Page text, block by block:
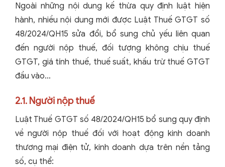
Ngoài những nội dung kế thừa quy định luật hiện
hành, nhiều nội dung mới được Luật Thuế GTGT số
48/2024/QH15 sửa đổi, bổ sung chủ yếu liên quan
đến người nộp thuế, đối tượng không chịu thuế
GTGT, giá tính thuế, thuế suất, khấu trừ thuế GTGT
đầu vào…
2.1. Người nộp thuế
Luật Thuế GTGT số 48/2024/QH15 bổ sung quy định
về người nộp thuế đối với hoạt động kinh doanh
thương mại điện tử, kinh doanh dựa trên nền tảng
số, cụ thể: